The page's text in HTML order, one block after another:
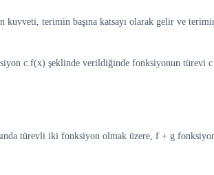
terimin başına katsayı olarak gelir ve
c.f(x) şeklinde verildiğinde fonksiyonun türevi
türevli iki fonksiyon olmak üzere, f + g